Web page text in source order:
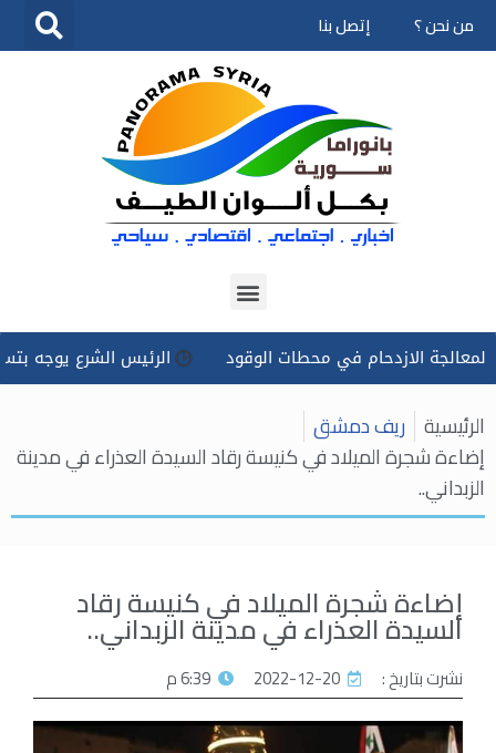
تخطى
من نحن ؟ إتصل بنا
في محطات الوقود الرئيس الشرع يوجه بتسخير كل
الرئيسية ريف دمشق
إضاءة شجرة الميلاد في كنيسة رقاد السيدة العذراء في مدينة
الزبداني..
إضاءة شجرة الميلاد في كنيسة رقاد
السيدة العذراء في مدينة الزبداني..
نشرت بتاريخ : 2022-12-20 6:39 م